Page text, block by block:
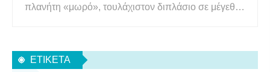
πλανήτη «μωρό», τουλάχιστον διπλάσιο σε μέγεθος
Πανεπιστήμιο Monash χρησιμοποίησαν το
τηλεσκόπιο ALMA στη Χιλή για
ΕΤΙΚΈΤΑ